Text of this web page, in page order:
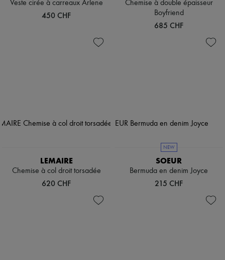
Veste cirée à carreaux Arlene
450 CHF
Chemise à double épaisseur
Boyfriend
685 CHF
LEMAIRE
Chemise à col droit torsadée
620 CHF
NEW
SOEUR
Bermuda en denim Joyce
215 CHF